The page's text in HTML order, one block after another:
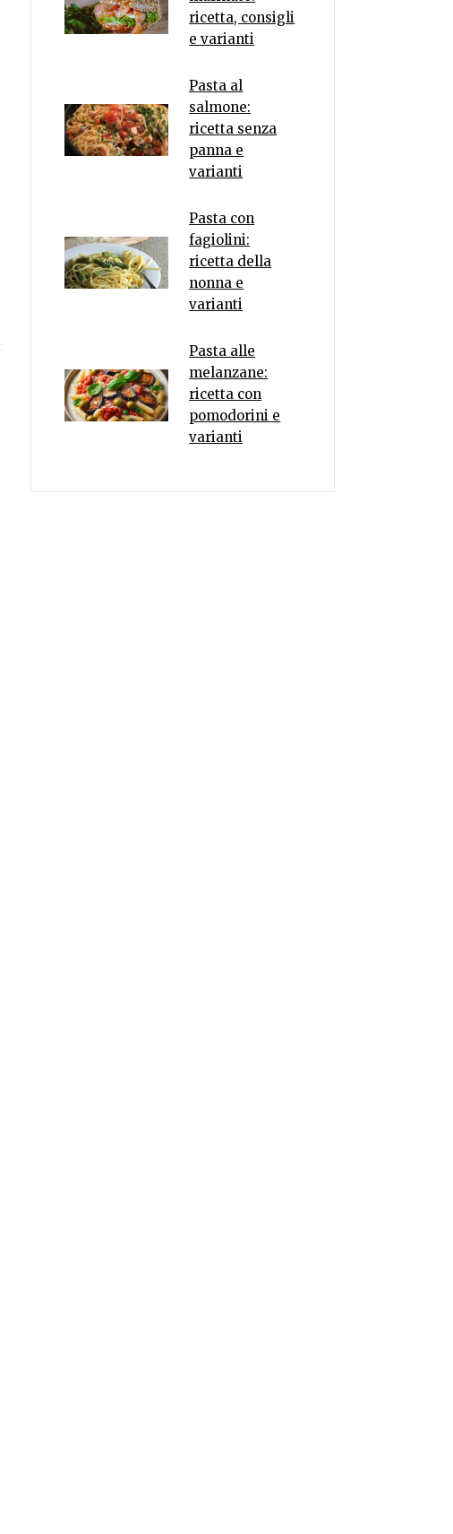
ricetta, consigli
e varianti
Pasta al
salmone:
ricetta senza
panna e
varianti
Pasta con
fagiolini:
ricetta della
nonna e
varianti
Pasta alle
melanzane:
ricetta con
pomodorini e
varianti